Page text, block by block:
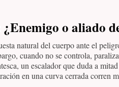
o aliado
natural del cuerpo ante el
cuando no se controla,
un escalador que duda a
en una curva cerrada corren